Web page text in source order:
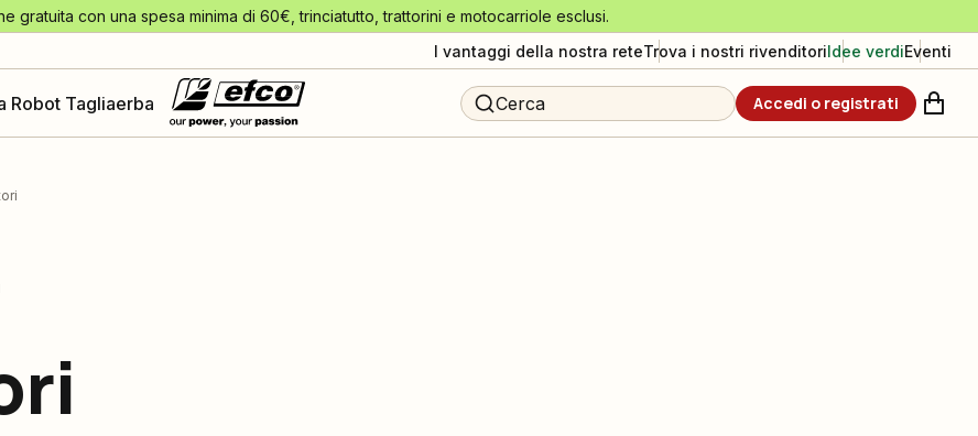
gratuita con una spesa minima di 60€, trinciatutto, trattorini e motocarriole esclusi.
I vantaggi della nostra reteTrova i nostri rivenditoriIdee verdiEventi
Robot Tagliaerba Cerca Accedi o registrati